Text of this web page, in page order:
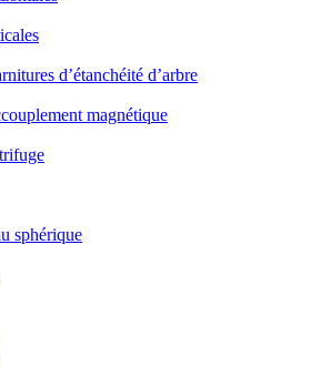
d’étanchéité d’arbre
magnétique
sphérique